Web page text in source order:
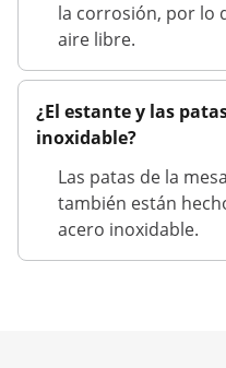
la corrosión, por lo
aire libre.
¿El estante y las
inoxidable?
Las patas de la
también están
acero inoxidable.